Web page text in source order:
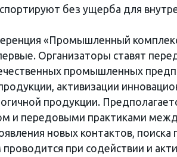
без ущерба для
«Промышленный комплекс
Организаторы ставят
промышленных
активизации
продукции.
и передовыми практиками
новых контактов,
при содействии и